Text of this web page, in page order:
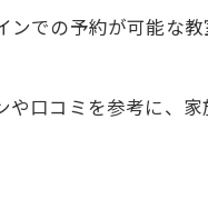
での予約が可能な
口コミを参考に、